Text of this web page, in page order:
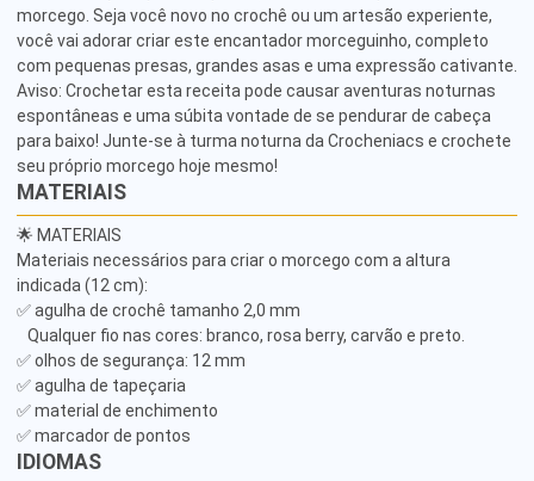
morcego. Seja você novo no crochê ou um artesão experiente,
você vai adorar criar este encantador morceguinho, completo
com pequenas presas, grandes asas e uma expressão cativante.
Aviso: Crochetar esta receita pode causar aventuras noturnas
espontâneas e uma súbita vontade de se pendurar de cabeça
para baixo! Junte-se à turma noturna da Crocheniacs e crochete
seu próprio morcego hoje mesmo!
MATERIAIS
🌟 MATERIAIS
Materiais necessários para criar o morcego com a altura
indicada (12 cm):
✅ agulha de crochê tamanho 2,0 mm
✅ olhos de segurança: 12 mm
✅ agulha de tapeçaria
✅ material de enchimento
✅ marcador de pontos
IDIOMAS